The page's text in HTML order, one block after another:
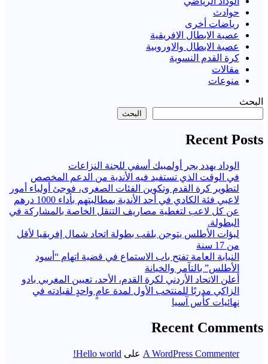
حوادث
رياضات أخرى
عصبة الابطال الافريقية
عصبة الابطال والاوروبية
كرة القدم النسوية
مقالات
منوعات
البحث
البحث
Recent Posts
الوداد يهدد بجر أولمبيك أسفي للجنة النزاعات
في الوقت الذي تستفيد فيه الأندية من الدعم المخصص
لتطوير كرة القدم وتكوين الفئات الصغرى، فوجئ أولياء أمور
لاعبي فئة الكادي في أحد الأندية بمطالبتهم بأداء 1000 درهم
عن كل لاعب لتغطية مصاريف التنقل الخاصة بالمشاركة في
البطولة.
لبؤات الأطلس يتوجن بلقب بطولة اتحاد شمال إفريقيا لأقل
من 17 سنة
النيابة العامة تفتح باب الاستماع في قضية اتهام “أسود
الأطلس” بالتآمر والخيانة
أعلن الاتحاد الأردني لكرة القدم، الأحد، تعيين المغربي بادو
الزاكي مدربًا للمنتخب الأول لمدة عامٍ واحدٍ لقيادته ​في
نهائيات كأس آسيا
Recent Comments
A WordPress Commenter على Hello world!